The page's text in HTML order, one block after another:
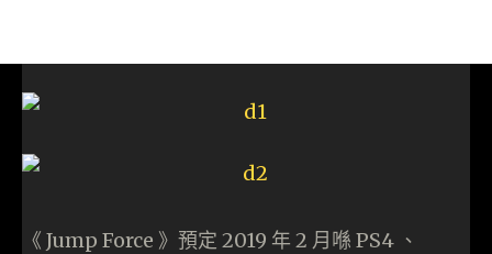
《 Jump Force 》預定 2019 年 2 月喺 PS4 、